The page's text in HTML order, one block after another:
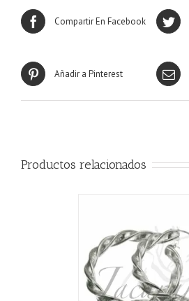
Compartir En Facebook
Añadir a Pinterest
Productos relacionados